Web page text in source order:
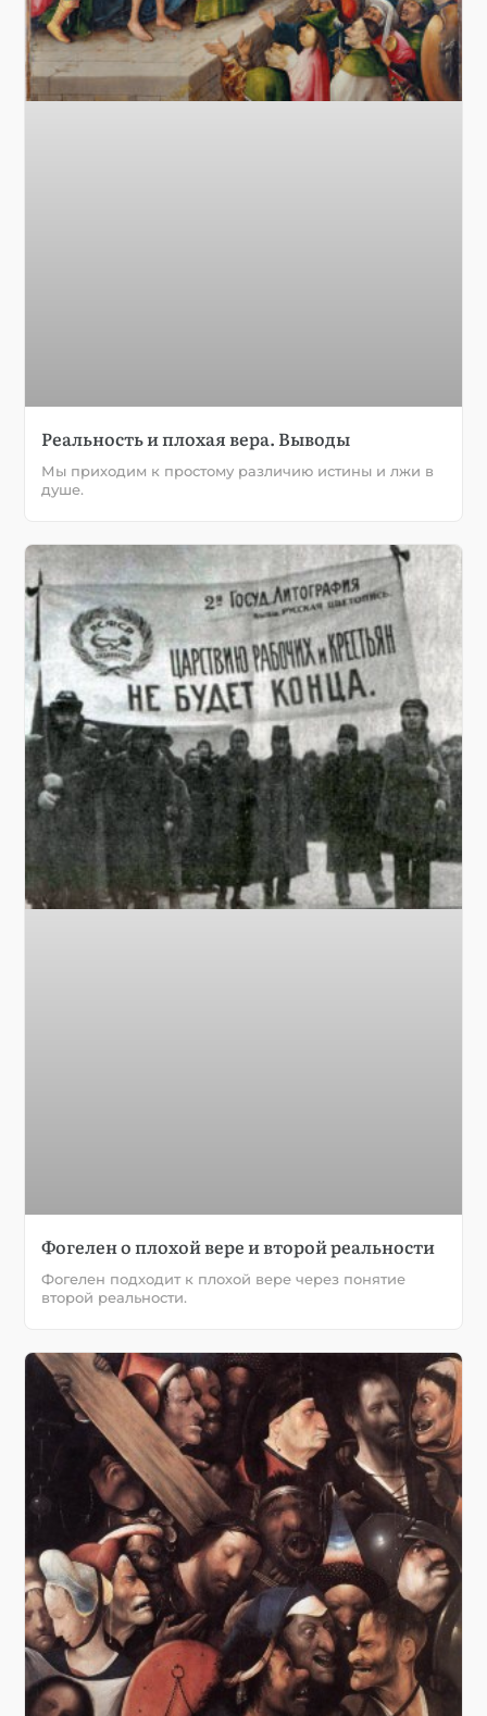
Реальность и плохая вера. Выводы
Мы приходим к простому различию истины и лжи в
душе.
Фогелен о плохой вере и второй реальности
Фогелен подходит к плохой вере через понятие
второй реальности.